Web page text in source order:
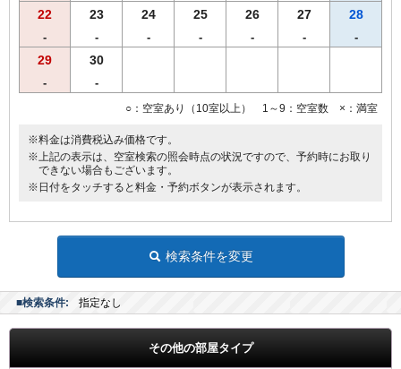
22
-
23
-
24
-
25
-
26
-
27
-
28
-
29
-
30
-
○：空室あり（10室以上） 1～9：空室数 ×：満室
※料金は消費税込み価格です。
※上記の表示は、空室検索の照会時点の状況ですので、予約時にお取り
できない場合もございます。
※日付をタッチすると料金・予約ボタンが表示されます。
検索条件を変更
■検索条件: 指定なし
その他の部屋タイプ